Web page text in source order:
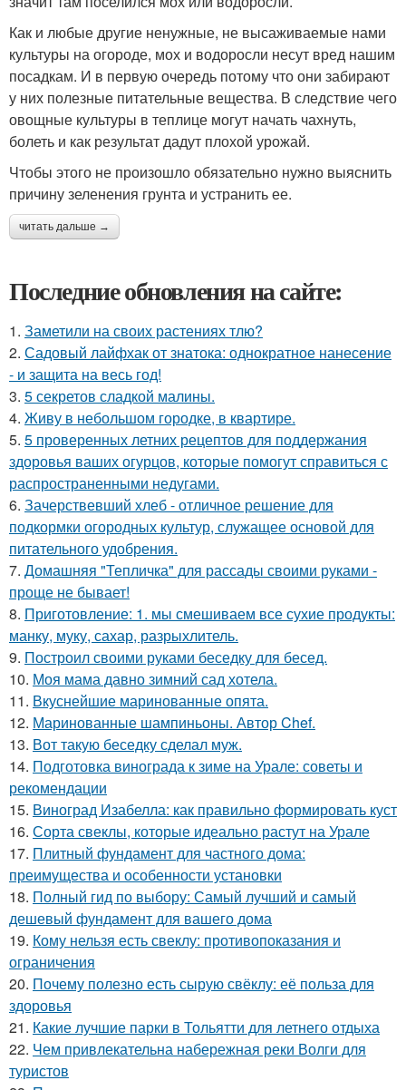
Как и любые другие ненужные, не высаживаемые нами
культуры на огороде, мох и водоросли несут вред нашим
посадкам. И в первую очередь потому что они забирают
у них полезные питательные вещества. В следствие чего
овощные культуры в теплице могут начать чахнуть,
болеть и как результат дадут плохой урожай.
Чтобы этого не произошло обязательно нужно выяснить
причину зеленения грунта и устранить ее.
читать дальше →
Последние обновления на сайте:
1. Заметили на своих растениях тлю?
2. Садовый лайфхак от знатока: однократное нанесение
- и защита на весь год!
3. 5 секретов сладкой малины.
4. Живу в небольшом городке, в квартире.
5. 5 проверенных летних рецептов для поддержания
здоровья ваших огурцов, которые помогут справиться с
распространенными недугами.
6. Зачерствевший хлеб - отличное решение для
подкормки огородных культур, служащее основой для
питательного удобрения.
7. Домашняя "Тепличка" для рассады своими руками -
проще не бывает!
8. Приготовление: 1. мы смешиваем все сухие продукты:
манку, муку, сахар, разрыхлитель.
9. Построил своими руками беседку для бесед.
10. Моя мама давно зимний сад хотела.
11. Вкуснейшие маринованные опята.
12. Маринованные шампиньоны. Автор Chef.
13. Вот такую беседку сделал муж.
14. Подготовка винограда к зиме на Урале: советы и
рекомендации
15. Виноград Изабелла: как правильно формировать куст
16. Сорта свеклы, которые идеально растут на Урале
17. Плитный фундамент для частного дома:
преимущества и особенности установки
18. Полный гид по выбору: Самый лучший и самый
дешевый фундамент для вашего дома
19. Кому нельзя есть свеклу: противопоказания и
ограничения
20. Почему полезно есть сырую свёклу: её польза для
здоровья
21. Какие лучшие парки в Тольятти для летнего отдыха
22. Чем привлекательна набережная реки Волги для
туристов